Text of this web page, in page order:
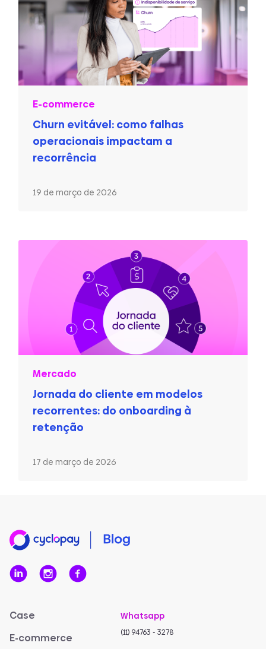
E-commerce
Churn evitável: como falhas
operacionais impactam a
recorrência
19 de março de 2026
Mercado
Jornada do cliente em modelos
recorrentes: do onboarding à
retenção
17 de março de 2026
Case
E-commerce
Whatsapp
(11) 94763 - 3278